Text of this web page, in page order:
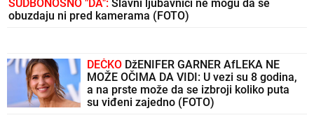
SUDBONOSNO "DA": Slavni ljubavnici ne mogu da se
obuzdaju ni pred kamerama (FOTO)
DEČKO DžENIFER GARNER AfLEKA NE
MOŽE OČIMA DA VIDI: U vezi su 8 godina,
a na prste može da se izbroji koliko puta
su viđeni zajedno (FOTO)